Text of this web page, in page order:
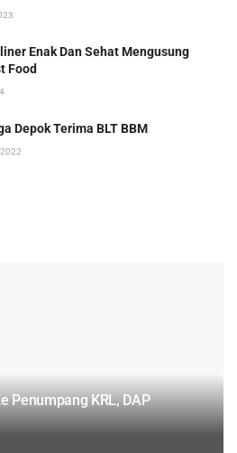
Enak Dan Sehat Mengusung
Food
Depok Terima BLT BBM
Penumpang KRL, DAP